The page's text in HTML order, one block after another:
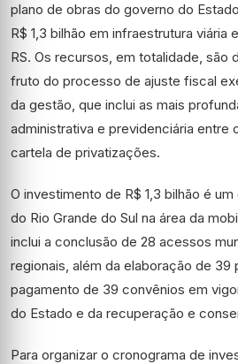
plano de obras do governo do
R$ 1,3 bilhão em infraestrutura viária
RS. Os recursos, em totalidade, são
fruto do processo de ajuste fiscal
da gestão, que inclui as mais
administrativa e previdenciária entre
cartela de privatizações.
O investimento de R$ 1,3 bilhão é
do Rio Grande do Sul na área da
inclui a conclusão de 28 acessos
regionais, além da elaboração de
pagamento de 39 convênios em
do Estado e da recuperação e
Para organizar o cronograma de